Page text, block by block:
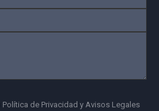
Política de Privacidad y Avisos Legales